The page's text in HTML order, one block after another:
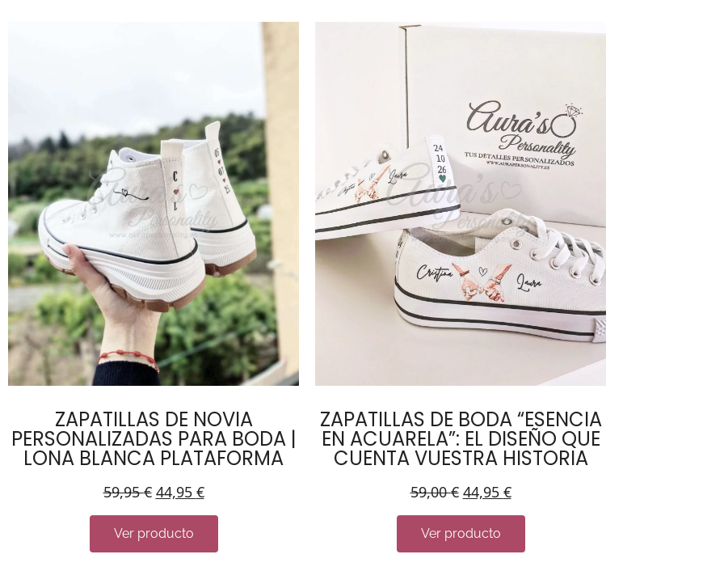
ZAPATILLAS DE NOVIA
PERSONALIZADAS PARA BODA |
LONA BLANCA PLATAFORMA
59,95€ 44,95 €
Ver producto
ZAPATILLAS DE BODA “ESENCIA
EN ACUARELA”: EL DISEÑO QUE
CUENTA VUESTRA HISTORIA
59,00€ 44,95 €
Ver producto